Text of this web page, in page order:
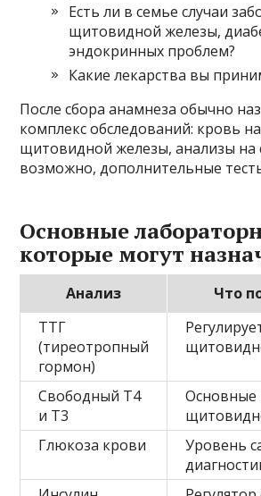
Есть ли в семье случаи
щитовидной железы,
эндокринных проблем?
Какие лекарства вы
После сбора анамнеза обычно
комплекс обследований: кровь
щитовидной железы, анализы на
возможно, дополнительные
Основные
которые могут
Анализ
Что
ТТГ
(тиреотропный
гормон)
Свободный Т4
и Т3
Основные
Глюкоза крови
Уровень